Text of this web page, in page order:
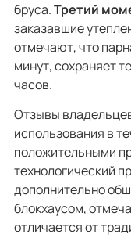
бруса.Третий
заказавшие
отмечают, что
минут, сохраняет
часов.
Отзывы
использования в
положительными
технологический
дополнительно
блокхаусом,
отличается от